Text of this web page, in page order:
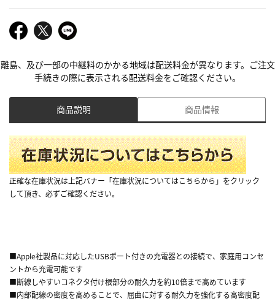
離島、及び一部の中継料のかかる地域は配送料金が異なります。ご注文
手続きの際に表示される配送料金をご確認ください。
商品説明 商品情報
正確な在庫状況は上記バナー「在庫状況についてはこちらから」をクリック
して頂き、必ずご確認ください。
■Apple社製品に対応したUSBポート付きの充電器との接続で、家庭用コンセ
ントから充電可能です
■断線しやすいコネクタ付け根部分の耐久力を約10倍まで高めています
■内部配線の密度を高めることで、屈曲に対する耐久力を強化する高密度配